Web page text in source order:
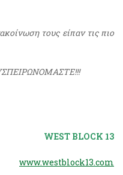
τους είπαν τις πιο
WEST BLOCK 13
www.westblock13.com